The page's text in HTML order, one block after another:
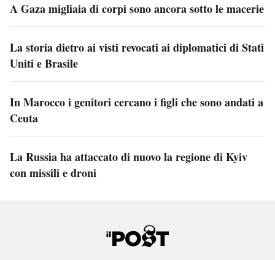
A Gaza migliaia di corpi sono ancora sotto le macerie
La storia dietro ai visti revocati ai diplomatici di Stati
Uniti e Brasile
In Marocco i genitori cercano i figli che sono andati a
Ceuta
La Russia ha attaccato di nuovo la regione di Kyiv
con missili e droni